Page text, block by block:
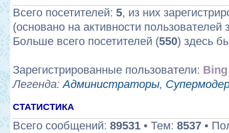
Всего посетителей: 5, из них
(основано на активности пользователей
Больше всего посетителей (550) здесь
Зарегистрированные пользователи:
Легенда:Администраторы,
СТАТИСТИКА
Всего сообщений: 89531 • Тем: 8537 •